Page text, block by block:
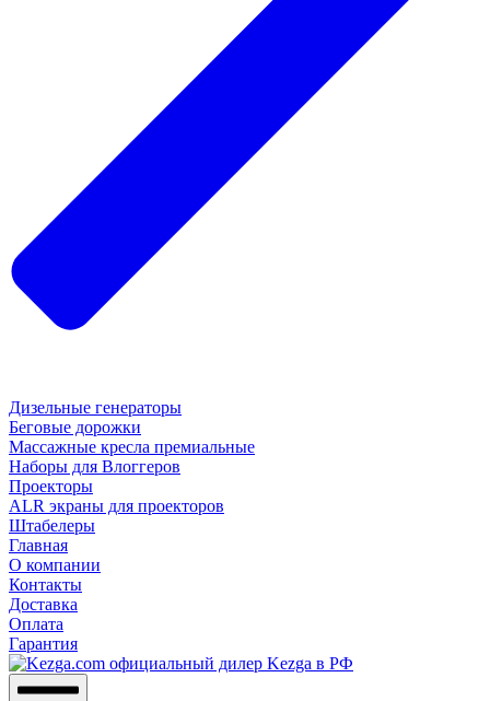
Дизельные генераторы
Беговые дорожки
Массажные кресла премиальные
Наборы для Влоггеров
Проекторы
ALR экраны для проекторов
Штабелеры
Главная
О компании
Контакты
Доставка
Оплата
Гарантия